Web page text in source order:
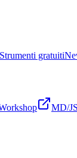
Strumenti gratuiti
MD/